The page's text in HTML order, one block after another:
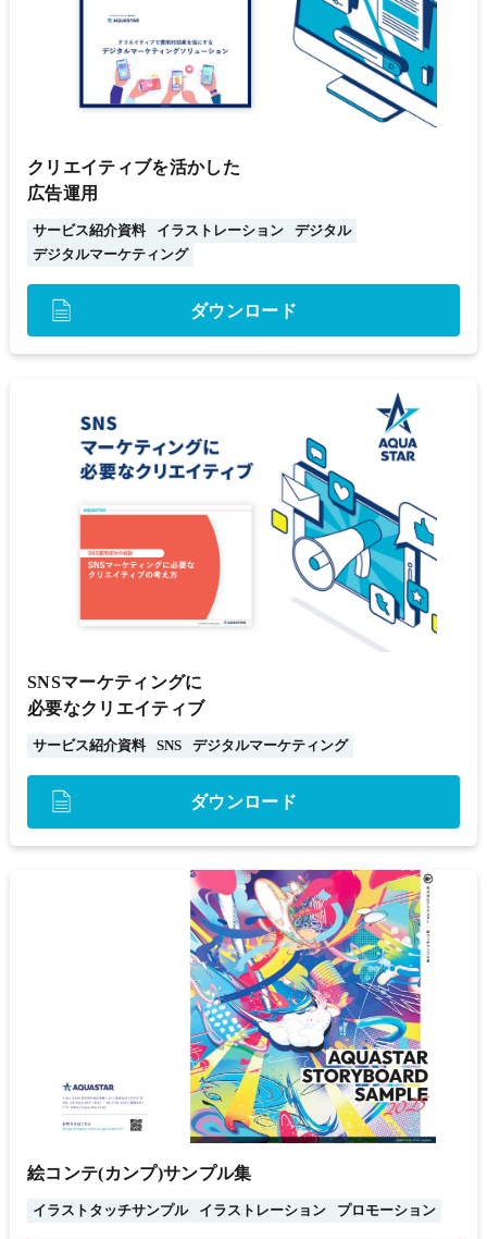
クリエイティブを活かした
広告運用
サービス紹介資料 イラストレーション
デジタル
デジタルマーケティング
ダウンロード
SNSマーケティングに
必要なクリエイティブ
サービス紹介資料 SNS デジタルマーケティング
ダウンロード
絵コンテ(カンプ)サンプル集
イラストタッチサンプル イラストレーション プロモーション